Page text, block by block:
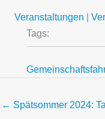
Veranstaltungen |
Tags:
← Spätsommer 2024: